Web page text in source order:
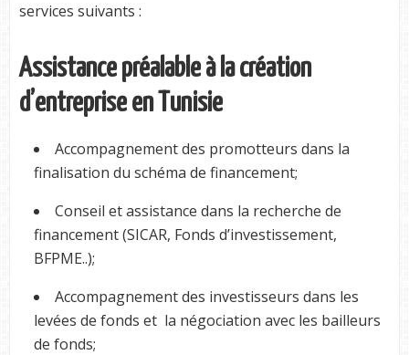
services suivants :
Assistance préalable à la création
d’entreprise en Tunisie
Accompagnement des promotteurs dans la
finalisation du schéma de financement;
Conseil et assistance dans la recherche de
financement (SICAR, Fonds d’investissement,
BFPME..);
Accompagnement des investisseurs dans les
levées de fonds et la négociation avec les bailleurs
de fonds;